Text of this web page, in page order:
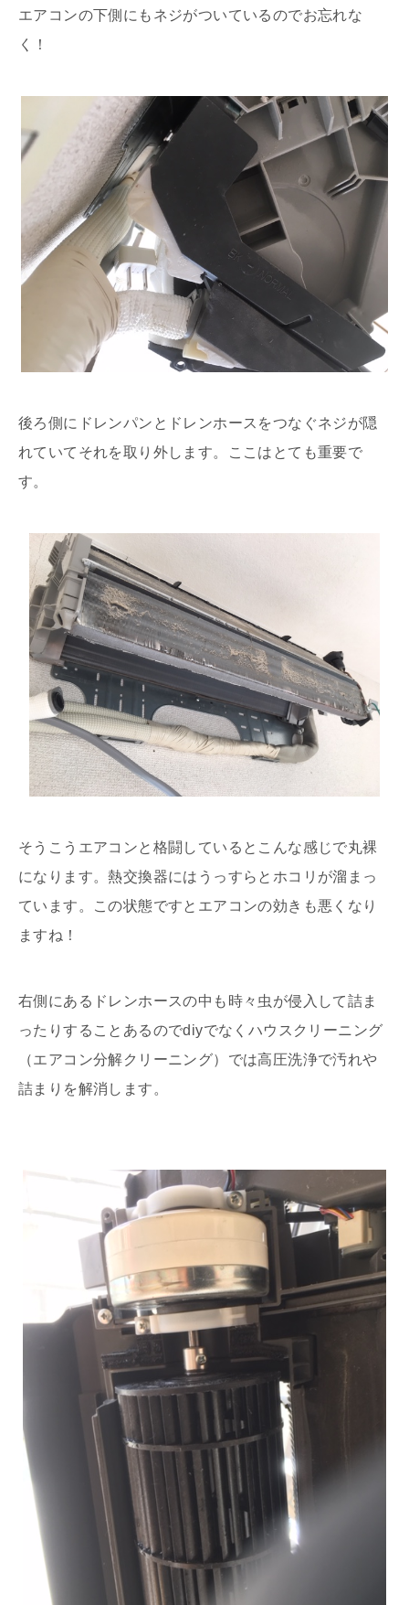
エアコンの下側にもネジがついているのでお忘れな
く！
後ろ側にドレンパンとドレンホースをつなぐネジが隠
れていてそれを取り外します。ここはとても重要で
す。
そうこうエアコンと格闘しているとこんな感じで丸裸
になります。熱交換器にはうっすらとホコリが溜まっ
ています。この状態ですとエアコンの効きも悪くなり
ますね！
右側にあるドレンホースの中も時々虫が侵入して詰ま
ったりすることあるのでdiyでなくハウスクリーニング
（エアコン分解クリーニング）では高圧洗浄で汚れや
詰まりを解消します。